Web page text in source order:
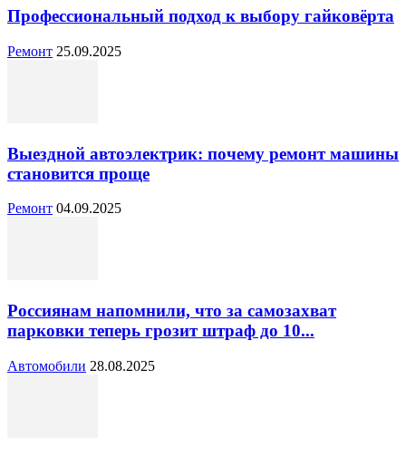
Профессиональный подход к выбору гайковёрта
Ремонт 25.09.2025
Выездной автоэлектрик: почему ремонт машины
становится проще
Ремонт 04.09.2025
Россиянам напомнили, что за самозахват
парковки теперь грозит штраф до 10...
Автомобили 28.08.2025